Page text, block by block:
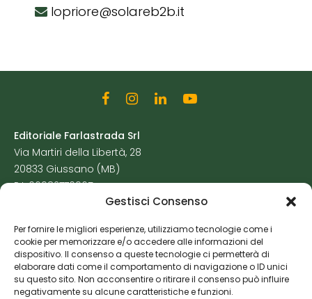
Gestisci Consenso
Per fornire le migliori esperienze, utilizziamo tecnologie come i
cookie per memorizzare e/o accedere alle informazioni del
dispositivo. Il consenso a queste tecnologie ci permetterà di
elaborare dati come il comportamento di navigazione o ID unici
su questo sito. Non acconsentire o ritirare il consenso può influire
negativamente su alcune caratteristiche e funzioni.
lopriore@solareb2b.it
Editoriale Farlastrada Srl
Via Martiri della Libertà, 28
20833 Giussano (MB)
P.I. 06982770965
Cookie Policy
Risorse Aggiuntive